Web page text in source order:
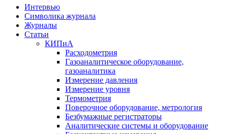
Интервью
Символика журнала
Журналы
Статьи
КИПиА
Расходометрия
Газоаналитическое оборудование,
газоаналитика
Измерение давления
Измерение уровня
Термометрия
Поверочное оборудование, метрология
Безбумажные регистраторы
Аналитические системы и оборудование